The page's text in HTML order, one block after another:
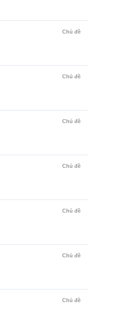
Chủ đề
Chủ đề
Chủ đề
Chủ đề
Chủ đề
Chủ đề
Chủ đề